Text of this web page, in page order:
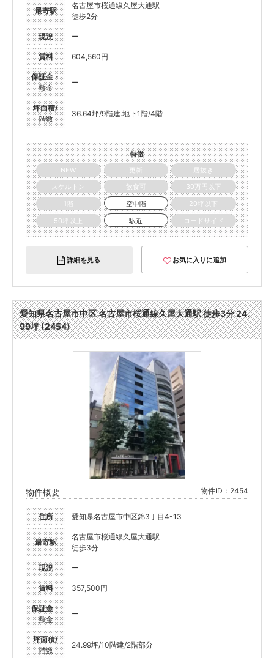
最寄駅
名古屋市桜通線久屋大通駅
徒歩2分
現況 ー
賃料 604,560円
保証金・
敷金
ー
坪面積/
階数
36.64坪/9階建.地下1階/4階
特徴
NEW
更新
居抜き
スケルトン
飲食可
30万円以下
1階
空中階
20坪以下
50坪以上
駅近 ロードサイド
詳細を見る お気に入りに追加
愛知県名古屋市中区 名古屋市桜通線久屋大通駅 徒歩3分 24.
99坪 (2454)
物件概要 物件ID：2454
住所 愛知県名古屋市中区錦3丁目4-13
最寄駅
名古屋市桜通線久屋大通駅
徒歩3分
現況 ー
賃料 357,500円
保証金・
敷金
ー
坪面積/
階数
24.99坪/10階建/2階部分